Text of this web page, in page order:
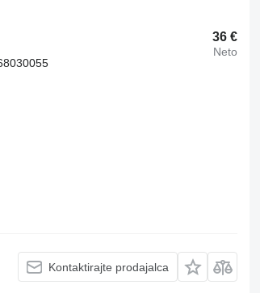
36 €
Neto
Kontaktirajte prodajalca